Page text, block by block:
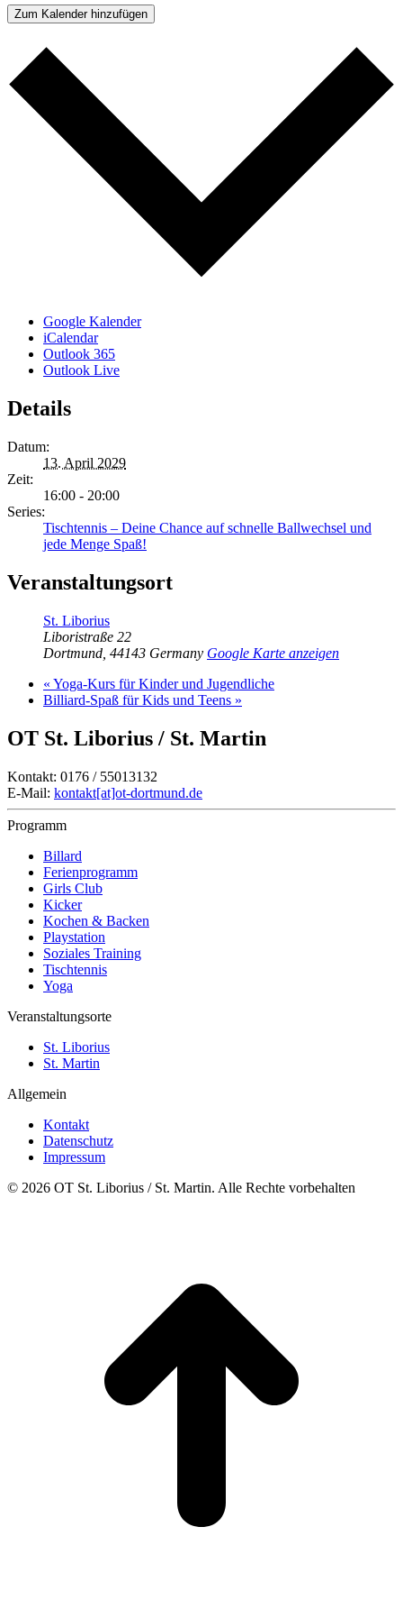
Zum Kalender hinzufügen
Google Kalender
iCalendar
Outlook 365
Outlook Live
Details
Datum:
13. April 2029
Zeit:
16:00 - 20:00
Series:
Tischtennis – Deine Chance auf schnelle Ballwechsel und
jede Menge Spaß!
Veranstaltungsort
St. Liborius
Liboristraße 22
Dortmund 44143 Germany Google Karte anzeigen
« Yoga-Kurs für Kinder und Jugendliche
Billiard-Spaß für Kids und Teens »
OT St. Liborius / St. Martin
Kontakt: 0176 / 55013132
E-Mail: kontakt[at]ot-dortmund.de
Programm
Billard
Ferienprogramm
Girls Club
Kicker
Kochen & Backen
Playstation
Soziales Training
Tischtennis
Yoga
Veranstaltungsorte
St. Liborius
St. Martin
Allgemein
Kontakt
Datenschutz
Impressum
© 2026 OT St. Liborius / St. Martin. Alle Rechte vorbehalten